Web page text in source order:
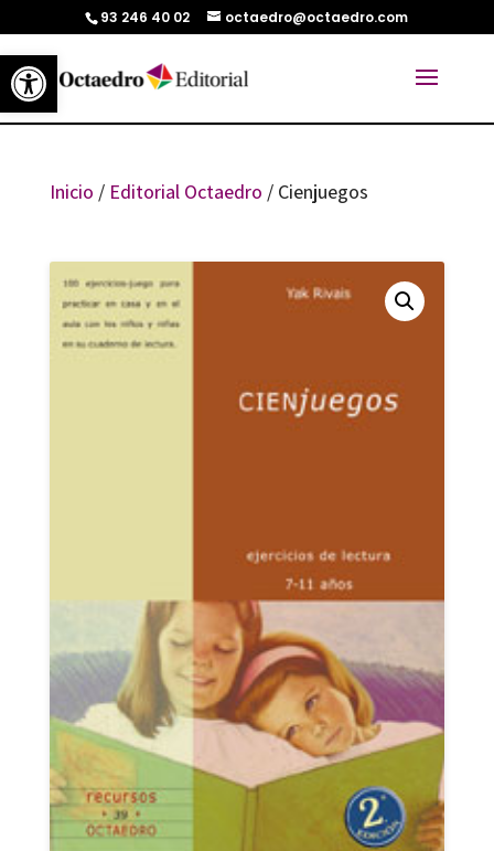
Abrir barra de herramientas
93 246 40 02 octaedro@octaedro.com
Inicio / Editorial Octaedro / Cienjuegos